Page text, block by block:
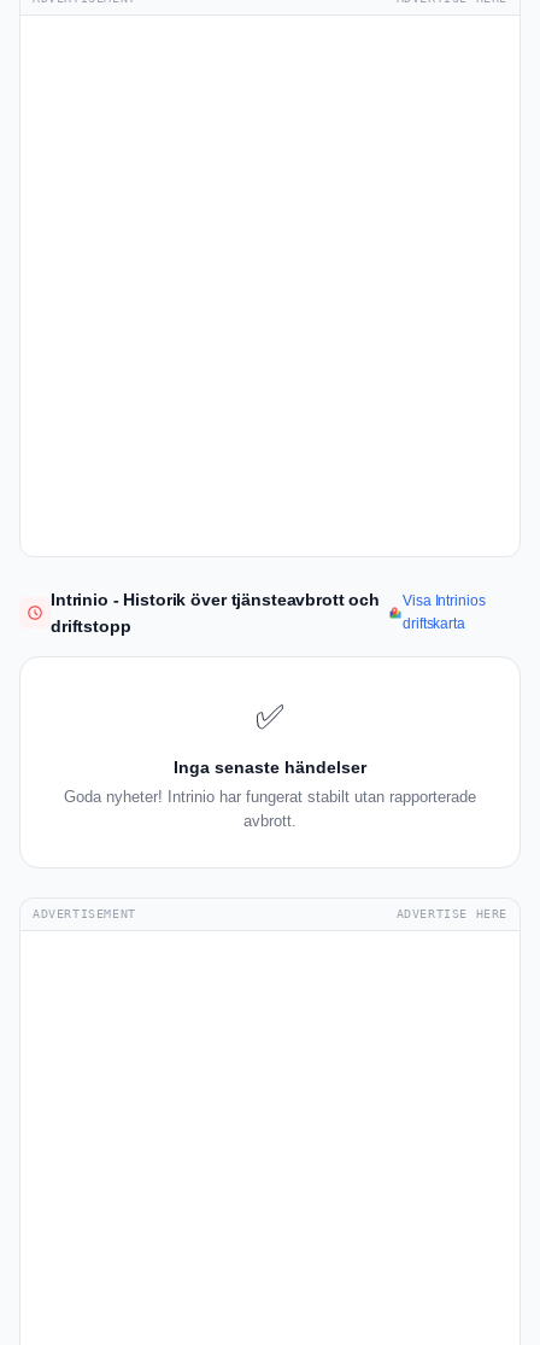
Intrinio - Historik över tjänsteavbrott och
driftstopp
Visa Intrinios
driftskarta
✅
Inga senaste händelser
Goda nyheter! Intrinio har fungerat stabilt utan rapporterade
avbrott.
ADVERTISEMENT ADVERTISE HERE